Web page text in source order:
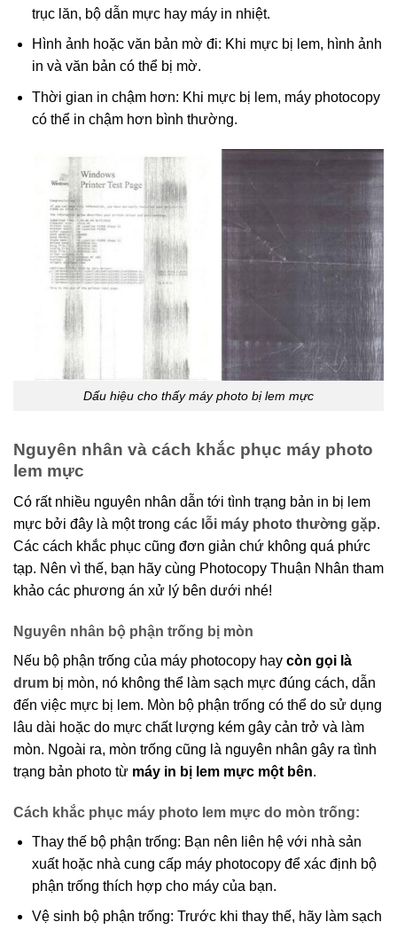
trục lăn, bộ dẫn mực hay máy in nhiệt.
Hình ảnh hoặc văn bản mờ đi: Khi mực bị lem, hình ảnh
in và văn bản có thể bị mờ.
Thời gian in chậm hơn: Khi mực bị lem, máy photocopy
có thể in chậm hơn bình thường.
Dấu hiệu cho thấy máy photo bị lem mực
Nguyên nhân và cách khắc phục máy photo
lem mực
Có rất nhiều nguyên nhân dẫn tới tình trạng bản in bị lem
mực bởi đây là một trong các lỗi máy photo thường gặp.
Các cách khắc phục cũng đơn giản chứ không quá phức
tạp. Nên vì thế, bạn hãy cùng Photocopy Thuận Nhân tham
khảo các phương án xử lý bên dưới nhé!
Nguyên nhân bộ phận trống bị mòn
Nếu bộ phận trống của máy photocopy hay còn gọi là
drum bị mòn, nó không thể làm sạch mực đúng cách, dẫn
đến việc mực bị lem. Mòn bộ phận trống có thể do sử dụng
lâu dài hoặc do mực chất lượng kém gây cản trở và làm
mòn. Ngoài ra, mòn trống cũng là nguyên nhân gây ra tình
trạng bản photo từ máy in bị lem mực một bên.
Cách khắc phục máy photo lem mực do mòn trống:
Thay thế bộ phận trống: Bạn nên liên hệ với nhà sản
xuất hoặc nhà cung cấp máy photocopy để xác định bộ
phận trống thích hợp cho máy của bạn.
Vệ sinh bộ phận trống: Trước khi thay thế, hãy làm sạch